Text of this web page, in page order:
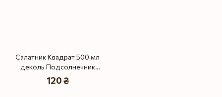
Салатник Квадрат 500 мл
деколь Подсолнечник
отводка золото
120 ₴